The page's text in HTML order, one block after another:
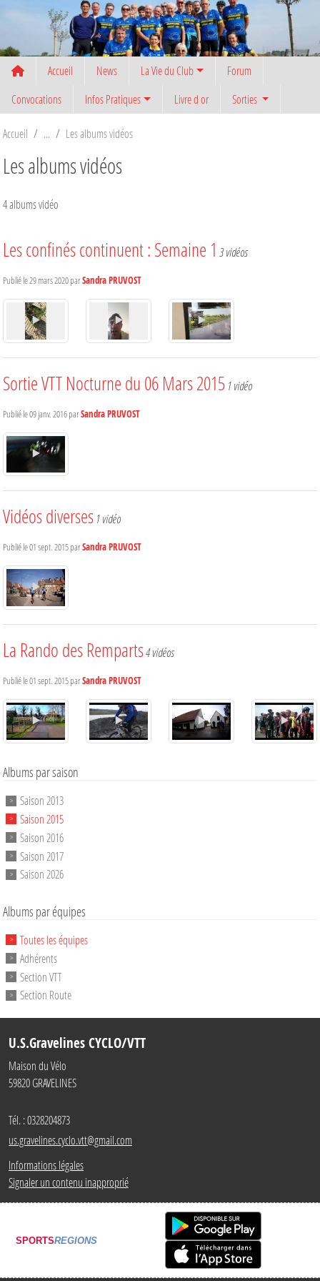
Accueil News La Vie du Club
Forum
Convocations
Infos Pratiques Livre d or Sorties
Accueil Les albums vidéos
Les albums vidéos
4 albums vidéo
Les confinés continuent : Semaine 1 3 vidéos
Publié le29 mars 2020parSandra PRUVOST
Sortie VTT Nocturne du 06 Mars 2015 1 vidéo
Publié le09 janv. 2016parSandra PRUVOST
Vidéos diverses 1 vidéo
Publié le01 sept. 2015parSandra PRUVOST
La Rando des Remparts4 vidéos
Publié le01 sept. 2015parSandra PRUVOST
Albums par saison
Saison 2013
Saison 2015
Saison 2016
Saison 2017
Saison 2026
Albums par équipes
Toutes les équipes
Adhérents
Section VTT
Section Route
U.S.Gravelines CYCLO/VTT
Maison du Vélo
59820GRAVELINES
Tél. :0328204873
us.gravelines.cyclo.vtt@gmail.com
Informations légales
Signaler un contenu inapproprié
SPORTSREGIONS
Panneau de gestion des cookies